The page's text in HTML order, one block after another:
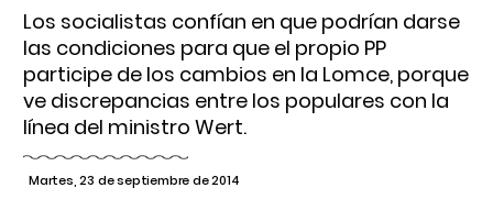
Los socialistas confían en que podrían darse
las condiciones para que el propio PP
participe de los cambios en la Lomce, porque
ve discrepancias entre los populares con la
línea del ministro Wert.
Martes, 23 de septiembre de 2014